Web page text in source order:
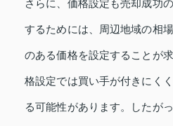
さらに、価格設定も売却成功
するためには、周辺地域の相
のある価格を設定することが
格設定では買い手が付きにく
る可能性があります。したが